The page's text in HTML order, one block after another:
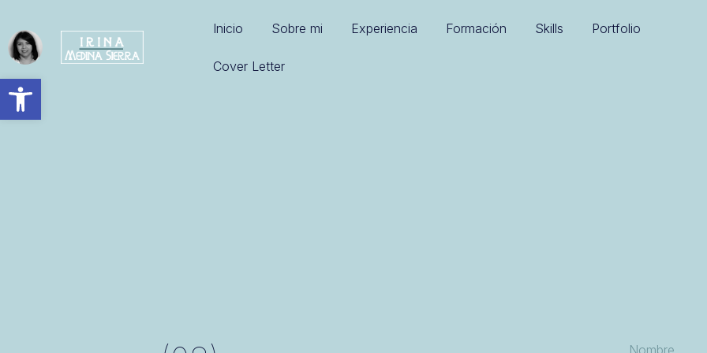
Abrir barra de herramientas
Inicio Sobre mi Experiencia Formación Skills Portfolio
Cover Letter